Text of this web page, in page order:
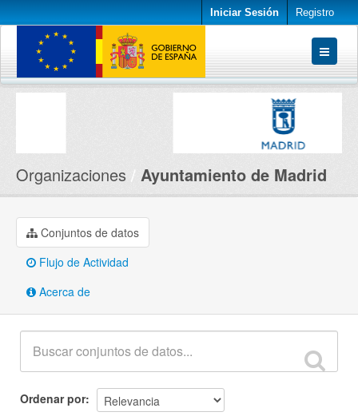
Iniciar Sesión Registro
Conjuntos de datos
Organizaciones Ayuntamiento de Madrid
Conjuntos de datos
Flujo de Actividad
Acerca de
Ordenar por